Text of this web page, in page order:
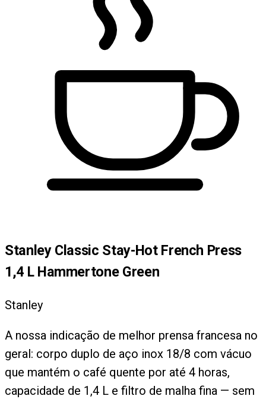
Stanley Classic Stay-Hot French Press
1,4 L Hammertone Green
Stanley
A nossa indicação de melhor prensa francesa no
geral: corpo duplo de aço inox 18/8 com vácuo
que mantém o café quente por até 4 horas,
capacidade de 1,4 L e filtro de malha fina — sem